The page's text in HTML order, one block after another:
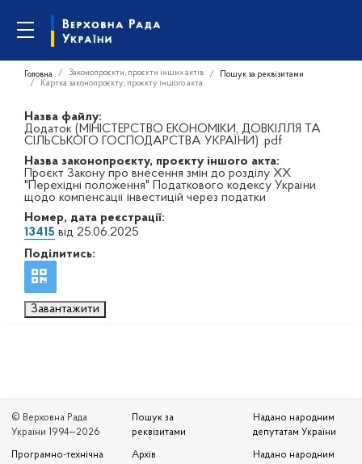
Головна Законопроєкти, проєкти інших актів
Пошук за реквізитами
Картка законопроєкту, проєкту іншого акта
Назва файлу:
Додаток (МІНІСТЕРСТВО ЕКОНОМІКИ, ДОВКІЛЛЯ ТА
СІЛЬСЬКОГО ГОСПОДАРСТВА УКРАЇНИ) .pdf
Назва законопроєкту, проєкту іншого акта:
Проєкт Закону про внесення змін до розділу XX
"Перехідні положення" Податкового кодексу України
щодо компенсації інвестицій через податки
Номер, дата реєстрації:
13415 від 25.06.2025
Поділитись:
Завантажити
© Верховна Рада
України 1994—2026
Програмно-технічна
Пошук за
реквізитами
Архів
Надано народним
депутатам України
Надано народним